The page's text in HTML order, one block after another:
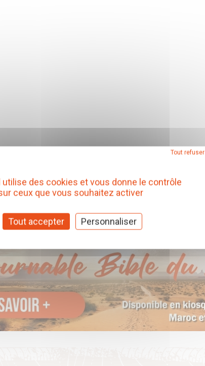
utilise des cookies et vous donne le contrôle
ceux que vous souhaitez activer
Tout accepter
Tout refuser
Personnaliser